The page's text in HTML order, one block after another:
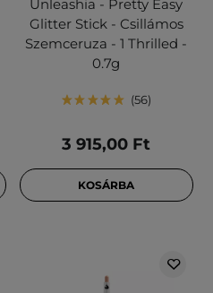
Unleashia - Pretty Easy
Glitter Stick - Csillámos
Szemceruza - 1 Thrilled -
0.7g
56
3 915,00 Ft
KOSÁRBA